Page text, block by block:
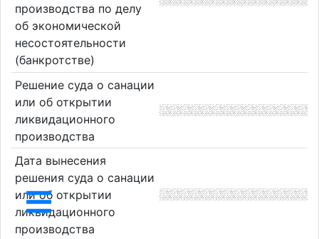
производства по делу
об экономической
несостоятельности
(банкротстве)
Решение суда о санации
или об открытии
ликвидационного
производства
Дата вынесения
решения суда о санации
или об открытии
ликвидационного
производства